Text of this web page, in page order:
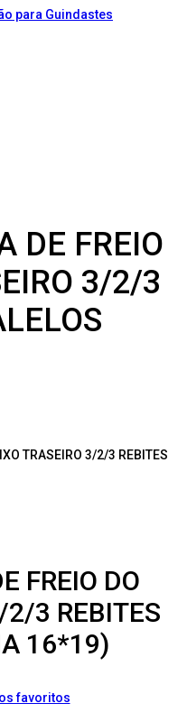
DE FREIO
3/2/3
TRASEIRO 3/2/3 REBITES
FREIO DO
2/3 REBITES
16*19)
favoritos